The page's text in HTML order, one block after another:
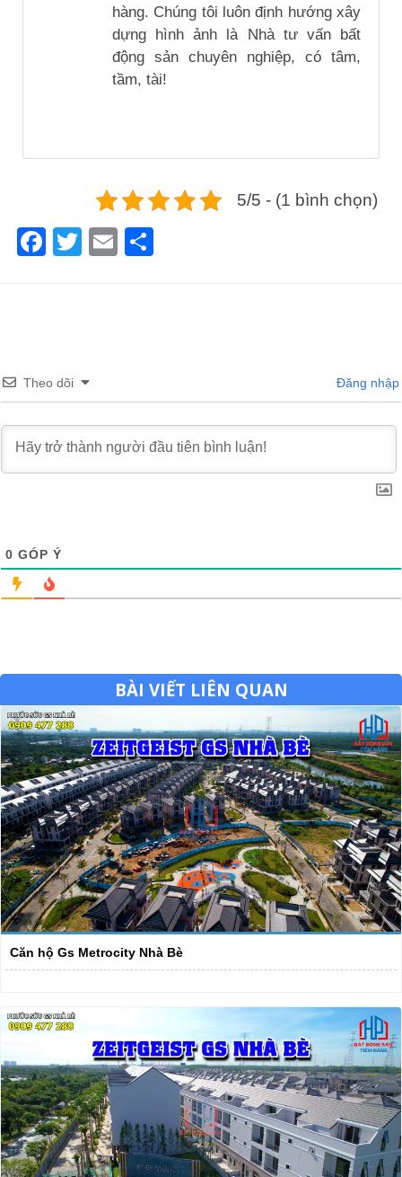
hàng. Chúng tôi luôn định hướng xây
dựng hình ảnh là Nhà tư vấn bất
động sản chuyên nghiệp, có tâm,
tầm, tài!
5/5 - (1 bình chọn)
Facebook
TwitterEmail
Theo dõi Đăng nhập
0 GÓP Ý
BÀI VIẾT LIÊN QUAN
Căn hộ Gs Metrocity Nhà Bè